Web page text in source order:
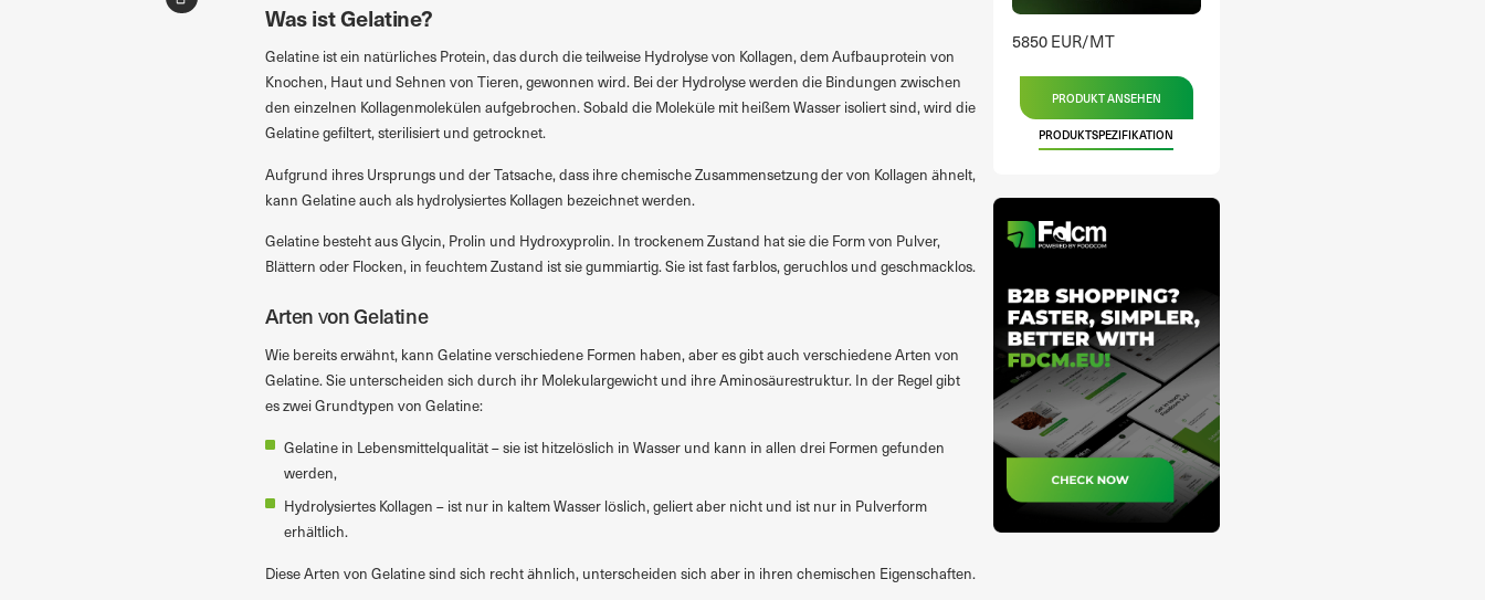
Was ist Gelatine?
Gelatine ist ein natürliches Protein, das durch die teilweise Hydrolyse von Kollagen, dem Aufbauprotein von
Knochen, Haut und Sehnen von Tieren, gewonnen wird. Bei der Hydrolyse werden die Bindungen zwischen
den einzelnen Kollagenmolekülen aufgebrochen. Sobald die Moleküle mit heißem Wasser isoliert sind, wird die
Gelatine gefiltert, sterilisiert und getrocknet.
Aufgrund ihres Ursprungs und der Tatsache, dass ihre chemische Zusammensetzung der von Kollagen ähnelt,
kann Gelatine auch als hydrolysiertes Kollagen bezeichnet werden.
Gelatine besteht aus Glycin, Prolin und Hydroxyprolin. In trockenem Zustand hat sie die Form von Pulver,
Blättern oder Flocken, in feuchtem Zustand ist sie gummiartig. Sie ist fast farblos, geruchlos und geschmacklos.
Arten von Gelatine
Wie bereits erwähnt, kann Gelatine verschiedene Formen haben, aber es gibt auch verschiedene Arten von
Gelatine. Sie unterscheiden sich durch ihr Molekulargewicht und ihre Aminosäurestruktur. In der Regel gibt
es zwei Grundtypen von Gelatine:
Gelatine in Lebensmittelqualität – sie ist hitzelöslich in Wasser und kann in allen drei Formen gefunden
werden,
Hydrolysiertes Kollagen – ist nur in kaltem Wasser löslich, geliert aber nicht und ist nur in Pulverform
erhältlich.
Diese Arten von Gelatine sind sich recht ähnlich, unterscheiden sich aber in ihren chemischen Eigenschaften.
5850 EUR/MT
PRODUKT ANSEHEN
PRODUKTSPEZIFIKATION